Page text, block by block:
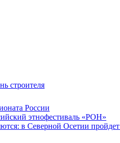
строителя
России
этнофестиваль «РОН»
в Северной Осетии пройдет